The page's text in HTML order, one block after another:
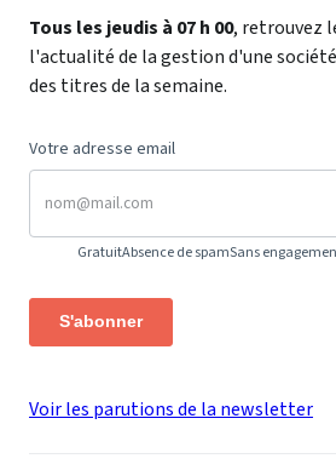
Tous les jeudis à 07 h 00, retrouvez
l'actualité de la gestion d'une
des titres de la semaine.
Votre adresse email
GratuitAbsence de spamSans
S'abonner
Voir les parutions de la newsletter